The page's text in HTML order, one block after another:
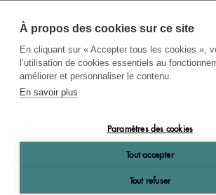
À propos des cookies sur ce site
En cliquant sur « Accepter tous les cookies »,
l’utilisation de cookies essentiels au
améliorer et personnaliser le contenu.
En savoir plus
Paramètres des cookies
Tout accepter
Tout refuser
RECHERCHE THÉMATIQUE
RIGHTS & PERMISSIONS